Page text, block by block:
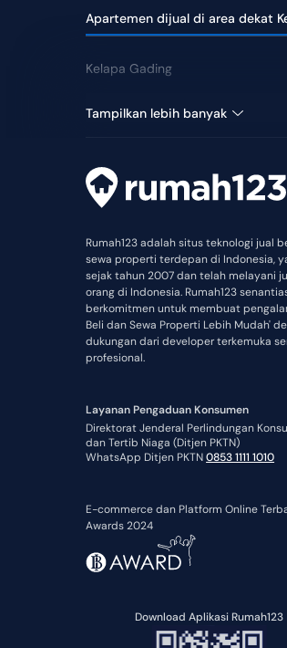
Apartemen dijual di area dekat
Kelapa Gading
Tampilkan lebih banyak
Rumah123 adalah situs teknologi jual
sewa properti terdepan di Indonesia,
sejak tahun 2007 dan telah melayani
orang di Indonesia. Rumah123
berkomitmen untuk membuat
Beli dan Sewa Properti Lebih Mudah'
dukungan dari developer terkemuka
profesional.
Layanan Pengaduan Konsumen
Direktorat Jenderal Perlindungan
dan Tertib Niaga (Ditjen PKTN)
WhatsApp Ditjen PKTN0853 1111 1010
E-commerce dan Platform Online
Awards 2024
Download Aplikasi Rumah123